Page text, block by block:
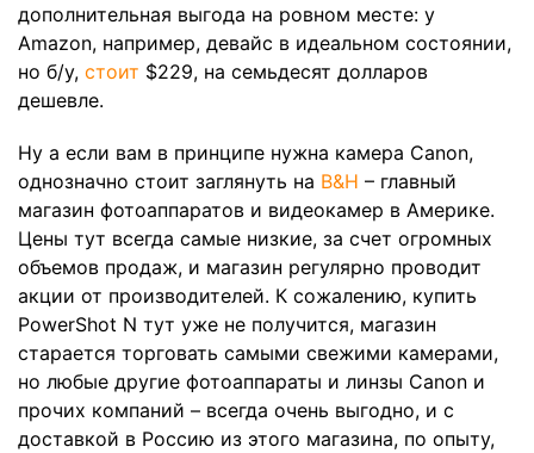
дополнительная выгода на ровном месте: у
Amazon, например, девайс в идеальном состоянии,
но б/у, стоит $229, на семьдесят долларов
дешевле.
Ну а если вам в принципе нужна камера Canon,
однозначно стоит заглянуть на B&H – главный
магазин фотоаппаратов и видеокамер в Америке.
Цены тут всегда самые низкие, за счет огромных
объемов продаж, и магазин регулярно проводит
акции от производителей. К сожалению, купить
PowerShot N тут уже не получится, магазин
старается торговать самыми свежими камерами,
но любые другие фотоаппараты и линзы Canon и
прочих компаний – всегда очень выгодно, и с
доставкой в Россию из этого магазина, по опыту,